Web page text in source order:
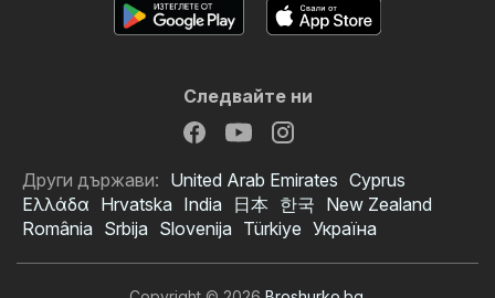
Следвайте ни
Други държави: United Arab Emirates Cyprus
Ελλάδα Hrvatska India 日本 한국 New Zealand
România Srbija Slovenija Türkiye Україна